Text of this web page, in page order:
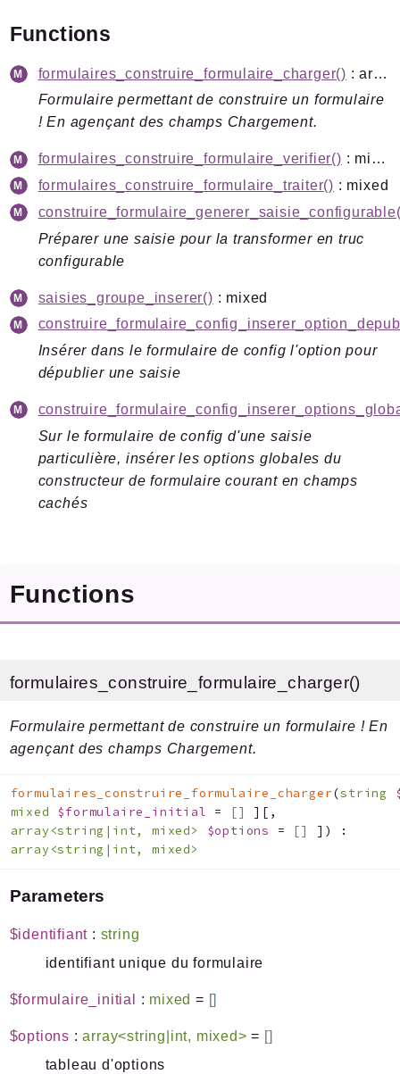
Packages
Application
SPIP
Saisies
valeurs
Reports
Deprecated
Errors
Indices
Files
Documentation générée le 10 07 2026 à 08h15
Functions
formulaires_construire_formulaire_charger()
: array<string|int, mixed>
Formulaire permettant de construire un formulaire
! En agençant des champs Chargement.
formulaires_construire_formulaire_verifier()
: mixed
formulaires_construire_formulaire_traiter() : mixed
Préparer une saisie pour la transformer en truc
configurable
saisies_groupe_inserer() : mixed
Insérer dans le formulaire de config l'option pour
dépublier une saisie
Sur le formulaire de config d'une saisie
particulière, insérer les options globales du
constructeur de formulaire courant en champs
cachés
Functions
formulaires_construire_formulaire_charger()
Formulaire permettant de construire un formulaire ! En
agençant des champs Chargement.
formulaires_construire_formulaire_charger(string
mixed $formulaire_initial = [] ] [ ,
array<string|int, mixed> $options = [] ] )
:
array<string|int, mixed>
Parameters
$identifiant : string
identifiant unique du formulaire
$formulaire_initial : mixed = []
$options :array<string|int, mixed> = []
tableau d'options